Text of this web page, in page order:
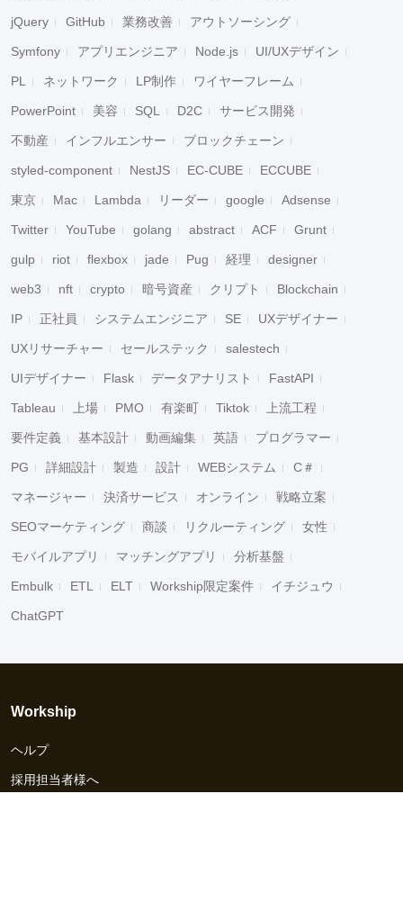
jQuery GitHub 業務改善 アウトソーシング
Symfony アプリエンジニア Node.js UI/UXデザイン
PL ネットワーク LP制作 ワイヤーフレーム
PowerPoint 美容 SQL D2C サービス開発
不動産 インフルエンサー ブロックチェーン
styled-component NestJS EC-CUBE ECCUBE
東京 Mac Lambda リーダー google Adsense
Twitter YouTube golang abstract ACF Grunt
gulp riot flexbox jade Pug 経理 designer
web3 nft crypto 暗号資産 クリプト Blockchain
IP 正社員 システムエンジニア SE UXデザイナー
UXリサーチャー セールステック salestech
UIデザイナー Flask データアナリスト FastAPI
Tableau 上場 PMO 有楽町 Tiktok 上流工程
要件定義 基本設計 動画編集 英語 プログラマー
PG 詳細設計 製造 設計 WEBシステム C＃
マネージャー 決済サービス オンライン 戦略立案
SEOマーケティング 商談 リクルーティング 女性
モバイルアプリ マッチングアプリ 分析基盤
Embulk ETL ELT Workship限定案件 イチジュウ
ChatGPT
Workship
ヘルプ
採用担当者様へ